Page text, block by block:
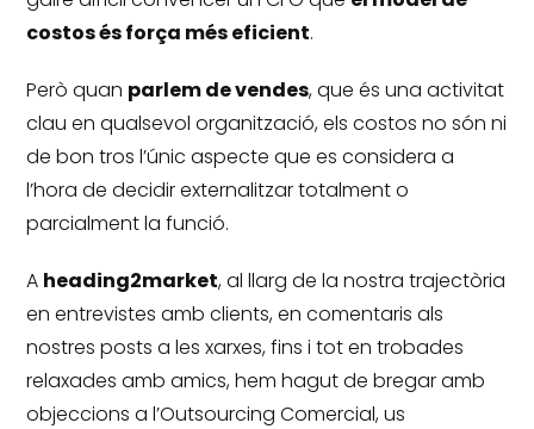
costos és força més eficient.
Però quan parlem de vendes, que és una activitat
clau en qualsevol organització, els costos no són ni
de bon tros l’únic aspecte que es considera a
l’hora de decidir externalitzar totalment o
parcialment la funció.
A heading2market, al llarg de la nostra trajectòria
en entrevistes amb clients, en comentaris als
nostres posts a les xarxes, fins i tot en trobades
relaxades amb amics, hem hagut de bregar amb
objeccions a l’Outsourcing Comercial, us